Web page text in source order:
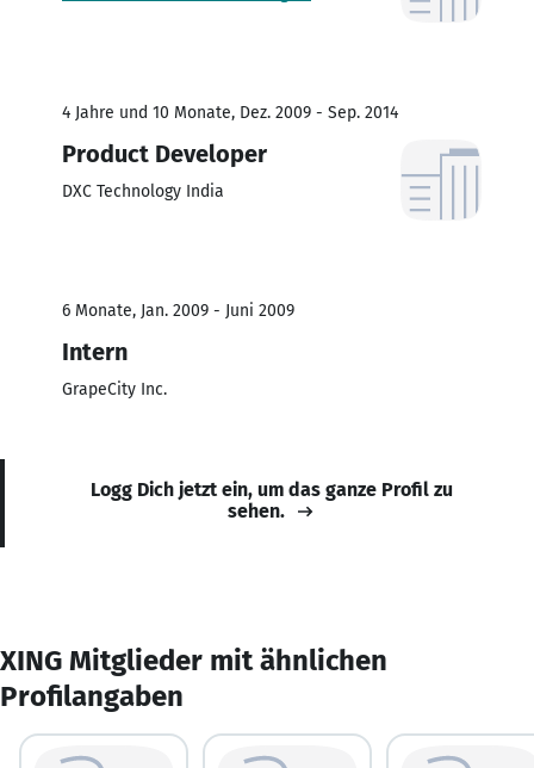
4 Jahre und 10 Monate, Dez. 2009 - Sep. 2014
Product Developer
DXC Technology India
6 Monate, Jan. 2009 - Juni 2009
Intern
GrapeCity Inc.
Logg Dich jetzt ein, um das ganze Profil zu
sehen.
XING Mitglieder mit ähnlichen
Profilangaben